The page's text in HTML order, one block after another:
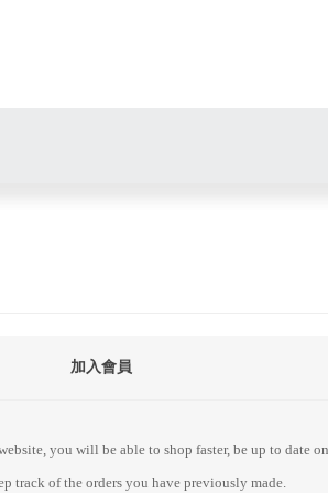
加入會員
you will be able to shop faster, be up to date
track of the orders you have previously made.